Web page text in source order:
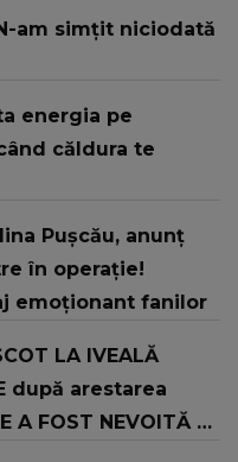
am simţit niciodată
energia pe
căldura te
Pușcău, anunț
în operație!
emoționant fanilor
LA IVEALĂ
după arestarea
FOST NEVOITĂ să